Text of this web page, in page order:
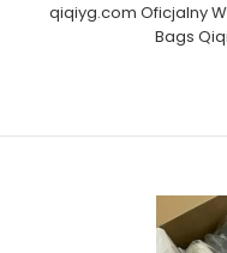
qiqiyg.com Oficjalny
Bags